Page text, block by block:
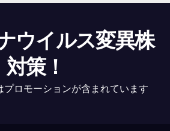
ウイルス変異株
対策！
プロモーションが含まれています